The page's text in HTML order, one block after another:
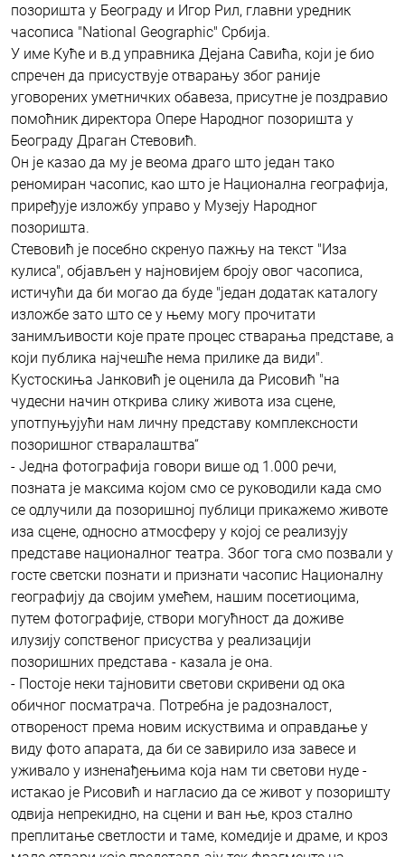
позоришта у Београду и Игор Рил, главни уредник
часописа "National Geographic" Србија.
У име Куће и в.д управника Дејана Савића, који је био
спречен да присуствује отварању због раније
уговорених уметничких обавеза, присутне је поздравио
помоћник директора Опере Народног позоришта у
Београду Драган Стевовић.
Он је казао да му је веома драго што један тако
реномиран часопис, као што је Национална географија,
приређује изложбу управо у Музеју Народног
позоришта.
Стевовић је посебно скренуо пажњу на текст "Иза
кулиса", објављен у најновијем броју овог часописа,
истичући да би могао да буде "један додатак каталогу
изложбе зато што се у њему могу прочитати
занимљивости које прате процес стварања представе, а
који публика најчешће нема прилике да види".
Кустоскиња Јанковић је оценила да Рисовић "на
чудесни начин открива слику живота иза сцене,
употпуњујући нам личну представу комплексности
позоришног стваралаштва“
- Једна фотографија говори више од 1.000 речи,
позната је максима којом смо се руководили када смо
се одлучили да позоришној публици прикажемо животе
иза сцене, односно атмосферу у којој се реализују
представе националног театра. Због тога смо позвали у
госте светски познати и признати часопис Националну
географију да својим умећем, нашим посетиоцима,
путем фотографије, створи могућност да доживе
илузију сопственог присуства у реализацији
позоришних представа - казала је она.
- Постоје неки тајновити светови скривени од ока
обичног посматрача. Потребна је радозналост,
отвореност према новим искуствима и оправдање у
виду фото апарата, да би се завирило иза завесе и
уживало у изненађењима која нам ти светови нуде -
истакао је Рисовић и нагласио да се живот у позоришту
одвија непрекидно, на сцени и ван ње, кроз стално
преплитање светлости и таме, комедије и драме, и кроз